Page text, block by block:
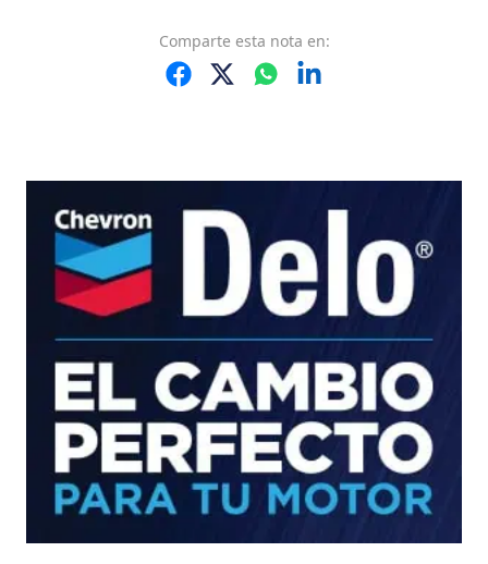
Comparte esta nota en: